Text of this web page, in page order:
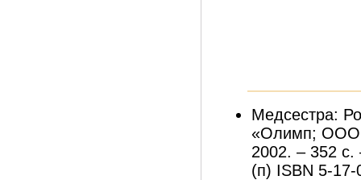
Медсестра:
«Олимп; ООО
2002. – 352 с.
(п) ISBN 5-